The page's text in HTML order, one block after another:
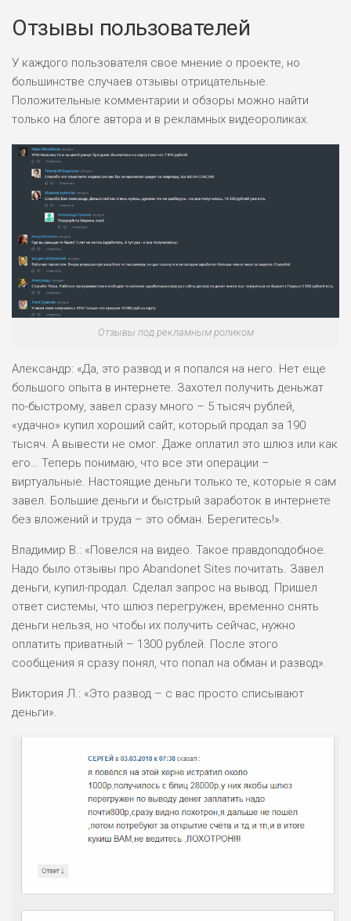
Отзывы пользователей
У каждого пользователя свое мнение о проекте, но
большинстве случаев отзывы отрицательные.
Положительные комментарии и обзоры можно найти
только на блоге автора и в рекламных видеороликах.
Отзывы под рекламным роликом
Александр: «Да, это развод и я попался на него. Нет еще
большого опыта в интернете. Захотел получить деньжат
по-быстрому, завел сразу много – 5 тысяч рублей,
«удачно» купил хороший сайт, который продал за 190
тысяч. А вывести не смог. Даже оплатил это шлюз или как
его… Теперь понимаю, что все эти операции –
виртуальные. Настоящие деньги только те, которые я сам
завел. Большие деньги и быстрый заработок в интернете
без вложений и труда – это обман. Берегитесь!».
Владимир В.: «Повелся на видео. Такое правдоподобное.
Надо было отзывы про Abandonet Sites почитать. Завел
деньги, купил-продал. Сделал запрос на вывод. Пришел
ответ системы, что шлюз перегружен, временно снять
деньги нельзя, но чтобы их получить сейчас, нужно
оплатить приватный – 1300 рублей. После этого
сообщения я сразу понял, что попал на обман и развод».
Виктория Л.: «Это развод – с вас просто списывают
деньги».